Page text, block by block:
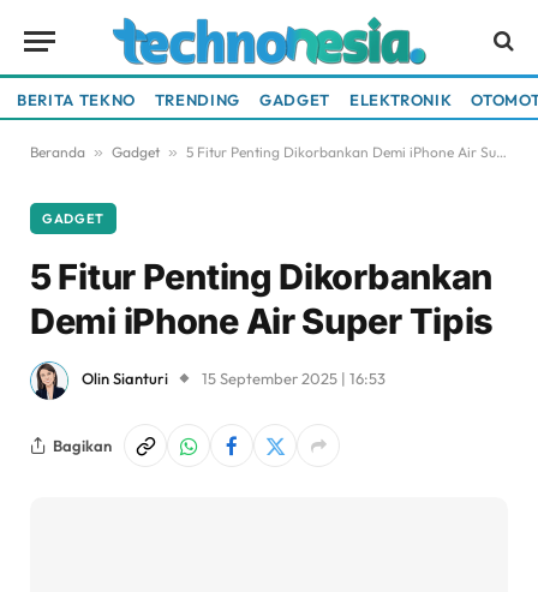
BERITA TEKNO TRENDING GADGET ELEKTRONIK
Beranda » Gadget » 5 Fitur Penting Dikorbankan Demi iPhone Air Super Tipis
GADGET
5 Fitur Penting Dikorbankan
Demi iPhone Air Super Tipis
Olin Sianturi 15 September 2025 | 16:53
Bagikan